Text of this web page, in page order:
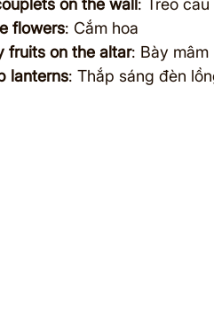
on the wall: Treo
flowers: Cắm hoa
fruits on the altar: Bày
lanterns: Thắp sáng đèn